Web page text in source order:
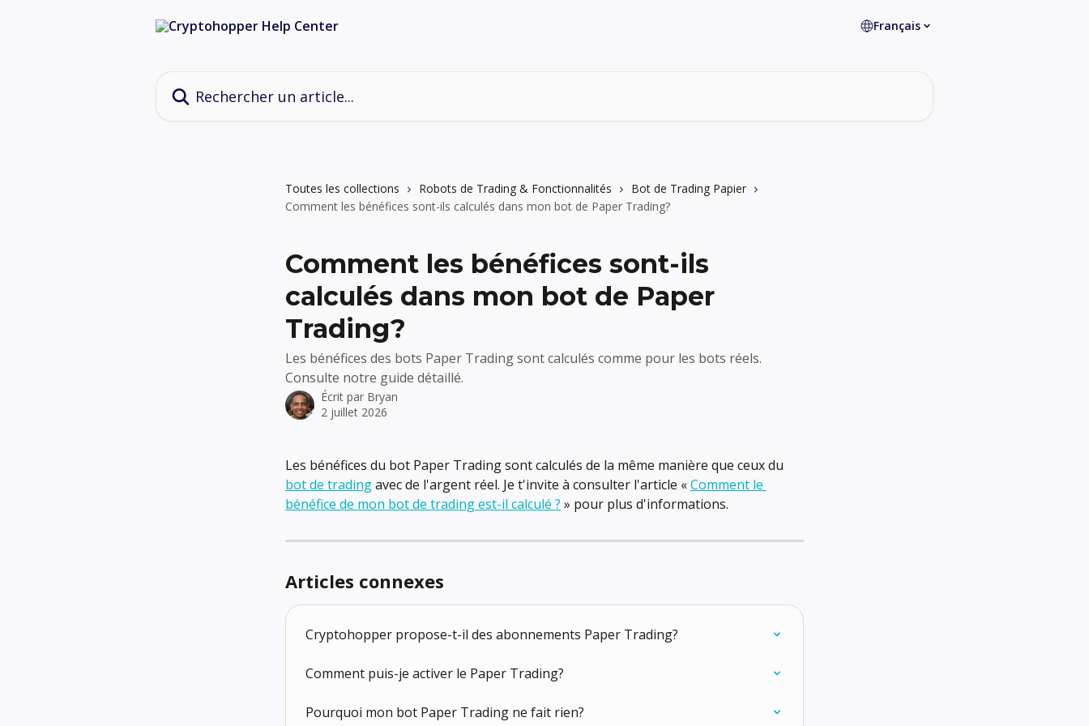
Français
Toutes les collections Robots de Trading & Fonctionnalités
Bot de Trading Papier
Comment les bénéfices sont-ils calculés dans mon bot de Paper Trading?
Comment les bénéfices sont-ils
calculés dans mon bot de Paper
Trading?
Les bénéfices des bots Paper Trading sont calculés comme pour les bots réels.
Consulte notre guide détaillé.
Écrit par Bryan
2 juillet 2026
Les bénéfices du bot Paper Trading sont calculés de la même manière que ceux du
bot de trading avec de l'argent réel. Je t'invite à consulter l'article « Comment le
bénéfice de mon bot de trading est-il calculé ? » pour plus d'informations.
Articles connexes
Cryptohopper propose-t-il des abonnements Paper Trading?
Comment puis-je activer le Paper Trading?
Pourquoi mon bot Paper Trading ne fait rien?